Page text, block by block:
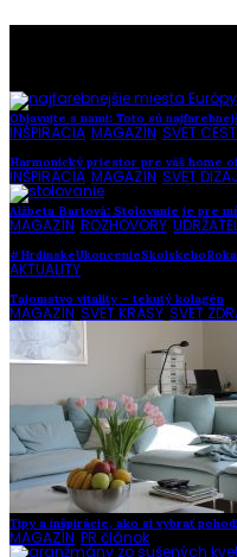
Objavujte s nami: Toto sú
INŠPIRÁCIA MAGAZÍN SVET
Harmonický priestor pre váš home
INŠPIRÁCIA MAGAZÍN SVET
Alžbeta Bartová: Stolovanie je pre
MAGAZÍN ROZHOVORY
AKTUALITY
Tajomstvo vitality – tekutý kolagén
MAGAZÍN SVET KRÁSY SVET
Tipy a inšpirácie, ako si vybrať
MAGAZÍN PR článok